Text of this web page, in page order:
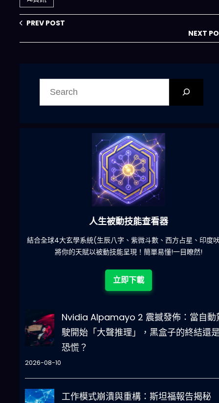
PREV POST
NEXT
六合彩發達神器
減少超過500萬個低概率中獎組合，提高中獎率
立即下載
Nvidia Alpamayo 2 震撼發佈：當自動
駛開始「大聲推理」，黑盒子的終結還
恐慌？
2026-08-10
工作模式崩潰與重構：斯坦福報告揭秘